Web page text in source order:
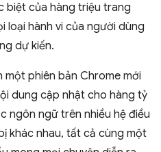
biệt của hàng triệu trang
loại hành vi của người dùng
dự kiến.
phiên bản Chrome mới
dung cập nhật cho hàng tỷ
ngôn ngữ trên nhiều hệ điều
khác nhau, tất cả cùng một